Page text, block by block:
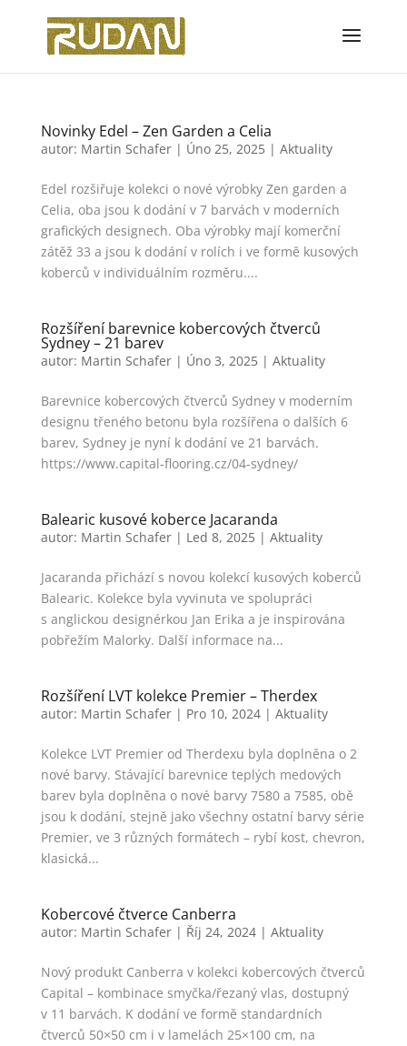
Novinky Edel – Zen Garden a Celia
autor: Martin Schafer| Úno 25, 2025| Aktuality
Edel rozšiřuje kolekci o nové výrobky Zen garden a
Celia, oba jsou k dodání v 7 barvách v moderních
grafických designech. Oba výrobky mají komerční
zátěž 33 a jsou k dodání v rolích i ve formě kusových
koberců v individuálním rozměru....
Rozšíření barevnice kobercových čtverců
Sydney – 21 barev
autor: Martin Schafer| Úno 3, 2025| Aktuality
Barevnice kobercových čtverců Sydney v moderním
designu třeného betonu byla rozšířena o dalších 6
barev, Sydney je nyní k dodání ve 21 barvách.
https://www.capital-flooring.cz/04-sydney/
Balearic kusové koberce Jacaranda
autor: Martin Schafer| Led 8, 2025| Aktuality
Jacaranda přichází s novou kolekcí kusových koberců
Balearic. Kolekce byla vyvinuta ve spolupráci
s anglickou designérkou Jan Erika a je inspirována
pobřežím Malorky. Další informace na...
Rozšíření LVT kolekce Premier – Therdex
autor: Martin Schafer| Pro 10, 2024| Aktuality
Kolekce LVT Premier od Therdexu byla doplněna o 2
nové barvy. Stávající barevnice teplých medových
barev byla doplněna o nové barvy 7580 a 7585, obě
jsou k dodání, stejně jako všechny ostatní barvy série
Premier, ve 3 různých formátech – rybí kost, chevron,
klasická...
Kobercové čtverce Canberra
autor: Martin Schafer| Říj 24, 2024| Aktuality
Nový produkt Canberra v kolekci kobercových čtverců
Capital – kombinace smyčka/řezaný vlas, dostupný
v 11 barvách. K dodání ve formě standardních
čtverců 50×50 cm i v lamelách 25×100 cm, na